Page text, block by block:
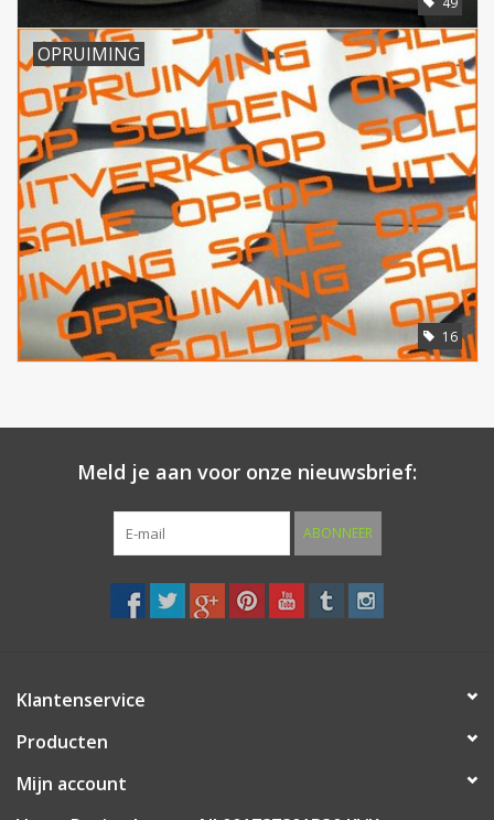
OPRUIMING
16
Meld je aan voor onze nieuwsbrief:
ABONNEER
Klantenservice
Producten
Mijn account